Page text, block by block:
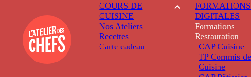
COURS DE
CUISINE
Nos Ateliers
Recettes
Carte cadeau
FORMATIONS
DIGITALES
Formations
Restauration
CAP Cuisine
TP Commis de
Cuisine